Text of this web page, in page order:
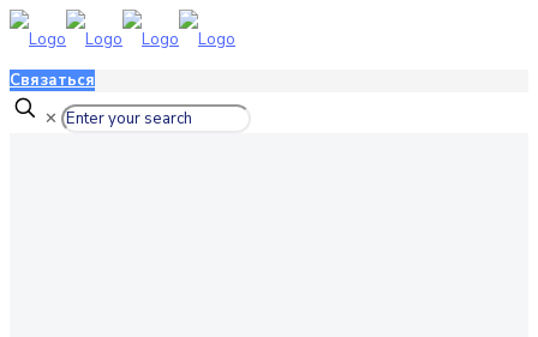
Связаться
✕